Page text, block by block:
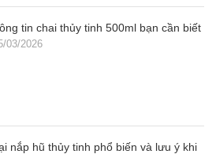
tin chai thủy tinh 500ml bạn cần biết
03/2026
nắp hũ thủy tinh phổ biến và lưu ý khi